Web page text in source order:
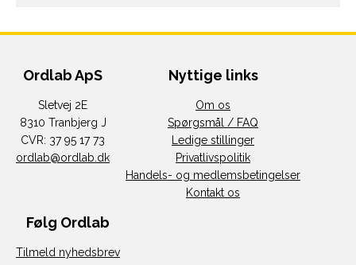
Ordlab ApS
Sletvej 2E
8310 Tranbjerg J
CVR: 37 95 17 73
ordlab@ordlab.dk
Nyttige links
Om os
Spørgsmål / FAQ
Ledige stillinger
Privatlivspolitik
Handels- og medlemsbetingelser
Kontakt os
Følg Ordlab
Tilmeld nyhedsbrev